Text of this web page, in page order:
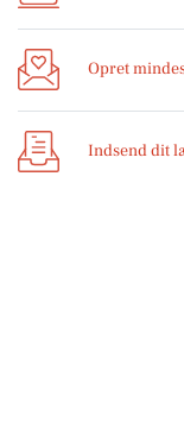
Opret
Indsend dit